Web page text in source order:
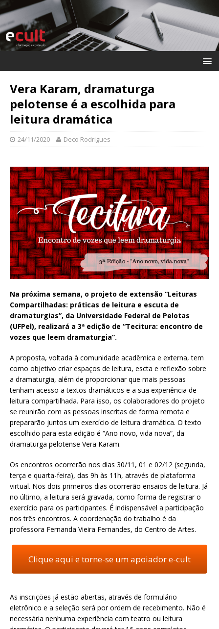
Vera Karam, dramaturga
pelotense é a escolhida para
leitura dramática
24/11/2020 Deco Rodrigues
Na próxima semana, o projeto de extensão “Leituras
Compartilhadas: práticas de leitura e escuta de
dramaturgias”, da Universidade Federal de Pelotas
(UFPel), realizará a 3ª edição de “Tecitura: encontro de
vozes que leem dramaturgia”.
A proposta, voltada à comunidade acadêmica e externa, tem
como objetivo criar espaços de leitura, escta e reflexão sobre
a dramaturgia, além de proporcionar que mais pessoas
tenham acesso a textos dramáticos e a sua experiência de
leitura compartilhada. Para isso, os colaboradores do projeto
se reunirão com as pessoas inscritas de forma remota e
prepararão juntos um exercício de leitura dramática. O texto
escolhido para esta edição é “Ano novo, vida nova”, da
dramaturga pelotense Vera Karam.
Os encontros ocorrerão nos dias 30/11, 01 e 02/12 (segunda,
terça e quarta-feira), das 9h às 11h, através de plataforma
virtual. Nos dois primeiros dias ocorrerão ensaios de leitura. Já
no último, a leitura será gravada, como forma de registrar o
exercício para os participantes. É indispensável a participação
nos três encontros. A coordenação do trabalho é da
professora Fernanda Vieira Fernandes, do Centro de Artes.
Clique aqui e torne-se um apoiador e-cult
As inscrições já estão abertas, através de formulário
eletrônico e a seleção será por ordem de recebimento. Não é
necessária nenhuma experiência com teatro ou leitura